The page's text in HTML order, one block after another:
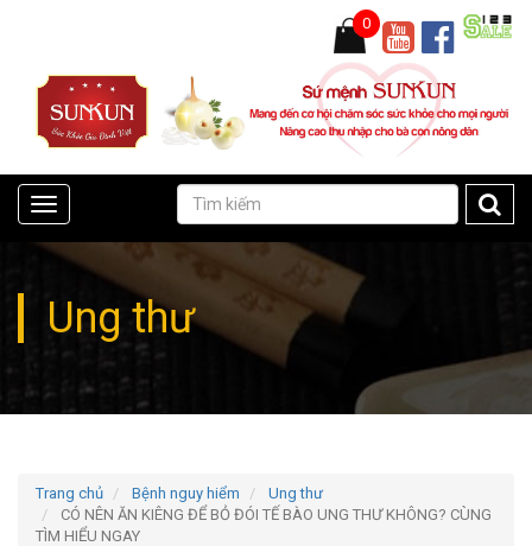
0
Toggle
Ung thư
Trang chủ Bệnh nguy hiểm
Ung thư
CÓ NÊN ĂN KIÊNG ĐỂ BỎ ĐÓI TẾ BÀO UNG THƯ KHÔNG? CÙNG
TÌM HIỂU NGAY